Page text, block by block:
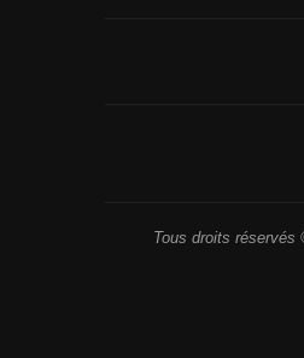
Tous droits réservés